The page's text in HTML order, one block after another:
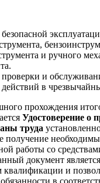
и ручного
и
в
прохождения
Удостоверение о
труда
получение
работы со
документ
и